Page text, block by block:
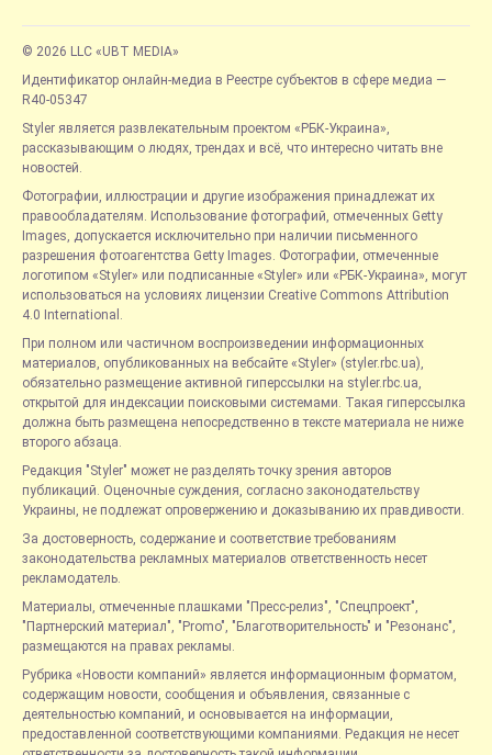
© 2026 LLC «UBT MEDIA»
Идентификатор онлайн-медиа в Реестре субъектов в сфере медиа —
R40-05347
Styler является развлекательным проектом «РБК-Украина»,
рассказывающим о людях, трендах и всё, что интересно читать вне
новостей.
Фотографии, иллюстрации и другие изображения принадлежат их
правообладателям. Использование фотографий, отмеченных Getty
Images, допускается исключительно при наличии письменного
разрешения фотоагентства Getty Images. Фотографии, отмеченные
логотипом «Styler» или подписанные «Styler» или «РБК-Украина», могут
использоваться на условиях лицензии Creative Commons Attribution
4.0 International.
При полном или частичном воспроизведении информационных
материалов, опубликованных на вебсайте «Styler» (styler.rbc.ua),
обязательно размещение активной гиперссылки на styler.rbc.ua,
открытой для индексации поисковыми системами. Такая гиперссылка
должна быть размещена непосредственно в тексте материала не ниже
второго абзаца.
Редакция "Styler" может не разделять точку зрения авторов
публикаций. Оценочные суждения, согласно законодательству
Украины, не подлежат опровержению и доказыванию их правдивости.
За достоверность, содержание и соответствие требованиям
законодательства рекламных материалов ответственность несет
рекламодатель.
Материалы, отмеченные плашками "Пресс-релиз", "Спецпроект",
"Партнерский материал", "Promo", "Благотворительность" и "Резонанс",
размещаются на правах рекламы.
Рубрика «Новости компаний» является информационным форматом,
содержащим новости, сообщения и объявления, связанные с
деятельностью компаний, и основывается на информации,
предоставленной соответствующими компаниями. Редакция не несет